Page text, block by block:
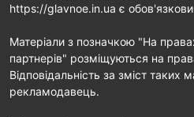
https://glavnoe.in.ua є
Матеріали з позначкою "На
партнерів" розміщуються на
Відповідальність за зміст таких
рекламодавець.